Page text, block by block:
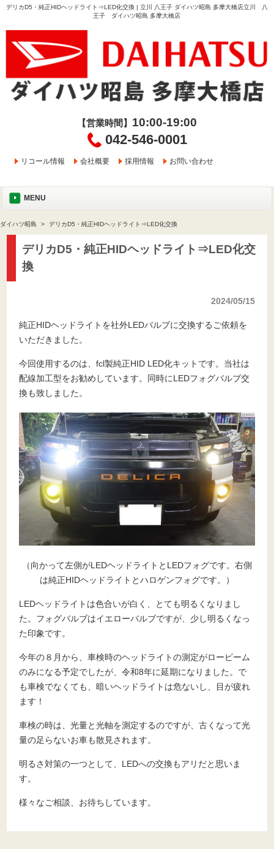
デリカD5・純正HIDヘッドライト⇒LED化交換 | 立川 八王子 ダイハツ昭島 多摩大橋店立川 八
王子 ダイハツ昭島 多摩大橋店
【営業時間】 10:00-19:00
042-546-0001
リコール情報 会社概要 採用情報 お問い合わせ
MENU
ダイハツ昭島 デリカD5・純正HIDヘッドライト⇒LED化交換
デリカD5・純正HIDヘッドライト⇒LED化交
換
2024/05/15
純正HIDヘッドライトを社外LEDバルブに交換するご依頼を
いただきました。
今回使用するのは、fcl製純正HID LED化キットです。当社は
配線加工型をお勧めしています。同時にLEDフォグバルブ交
換も致しました。
（向かって左側がLEDヘッドライトとLEDフォグです。右側
は純正HIDヘッドライトとハロゲンフォグです。）
LEDヘッドライトは色合いが白く、とても明るくなりまし
た。フォグバルブはイエローバルブですが、少し明るくなっ
た印象です。
今年の８月から、車検時のヘッドライトの測定がロービーム
のみになる予定でしたが、令和8年に延期になりました。で
も車検でなくても、暗いヘッドライトは危ないし、目が疲れ
ます！
車検の時は、光量と光軸を測定するのですが、古くなって光
量の足らないお車も散見されます。
明るさ対策の一つとして、LEDへの交換もアリだと思いま
す。
様々なご相談、お待ちしています。